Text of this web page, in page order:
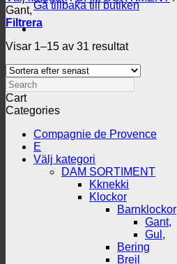
Gå tillbaka till butiken
Gant,
Filtrera
Visar 1–15 av 31 resultatSortera
senaste
Search
Cart
Categories
Compagnie de Provence
E
Välj kategori
DAM SORTIMENT
Kknekki
Klockor
Barnklockor
Gant,
Gul,
Bering
Breil